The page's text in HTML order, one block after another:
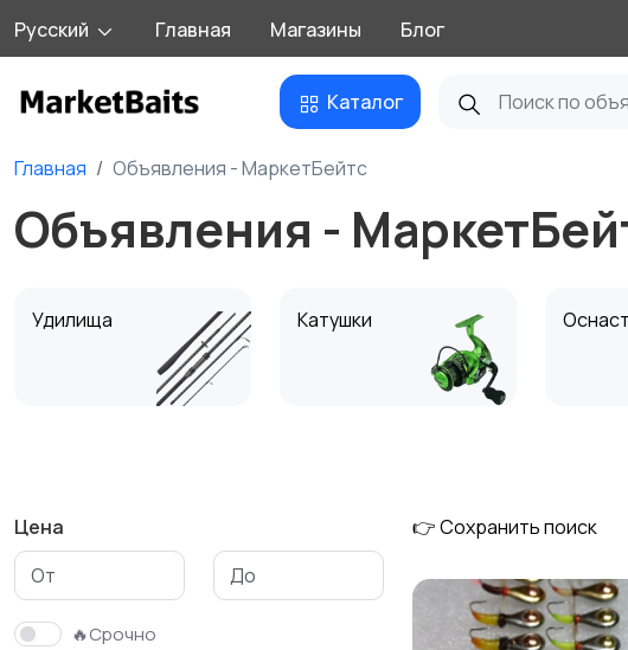
Русский Главная Магазины Блог
Каталог
Главная Объявления - МаркетБейтс
Объявления -
Удилища Катушки
Тубусы и чехлы
Цена
🔥Срочно
👉 Сохранить поиск